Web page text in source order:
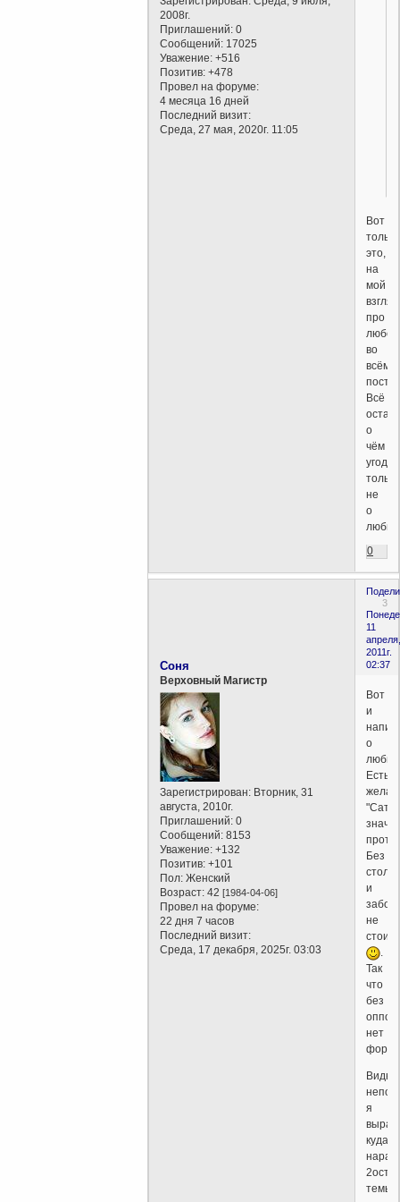
2008г.
Приглашений: 0
Сообщений: 17025
Уважение: +516
Позитив: +478
Провел на форуме:
4 месяца 16 дней
Последний визит:
Среда, 27 мая, 2020г. 11:05
Вот
только
это,
на
мой
про
во
всём
посте.
Всё
о
чём
только
не
о
любви.
0
3
11
апреля,
2011г.
02:37
Соня
Верховный Магистр
Зарегистрирован: Вторник, 31
августа, 2010г.
Приглашений: 0
Сообщений: 8153
Уважение: +132
Позитив: +101
Пол: Женский
Возраст: 42[1984-04-06]
Провел на форуме:
22 дня 7 часов
Последний визит:
Среда, 17 декабря, 2025г. 03:03
Вот
и
о
любви.
Есть
значит
Без
и
забор
не
стоит
.
Так
что
без
нет
Видно
я
куда
темы